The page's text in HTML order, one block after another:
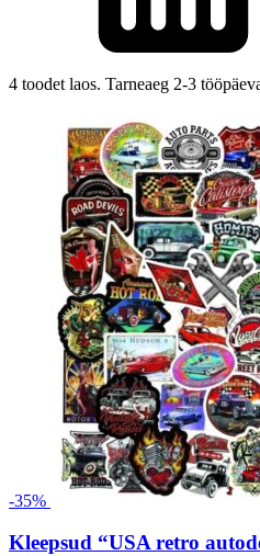
4 toodet laos. Tarneaeg 2-3
-35%
Kleepsud “USA retro